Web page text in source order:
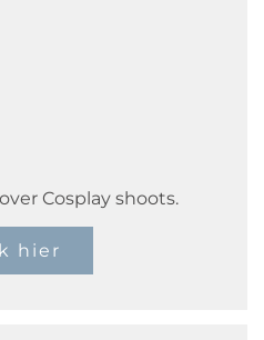
Cosplay shoots.
hier